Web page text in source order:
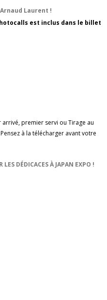
Laurent !
est inclus dans le billet
premier servi ou Tirage au
à la télécharger avant votre
DÉDICACES À JAPAN EXPO !